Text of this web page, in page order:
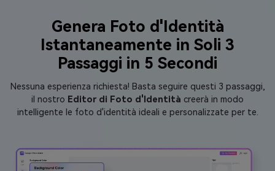
Genera Foto d'Identità
Istantaneamente in Soli 3
Passaggi in 5 Secondi
Nessuna esperienza richiesta! Basta seguire questi 3 passaggi,
il nostro Editor di Foto d'Identità creerà in modo
intelligente le foto d'identità ideali e personalizzate per te.